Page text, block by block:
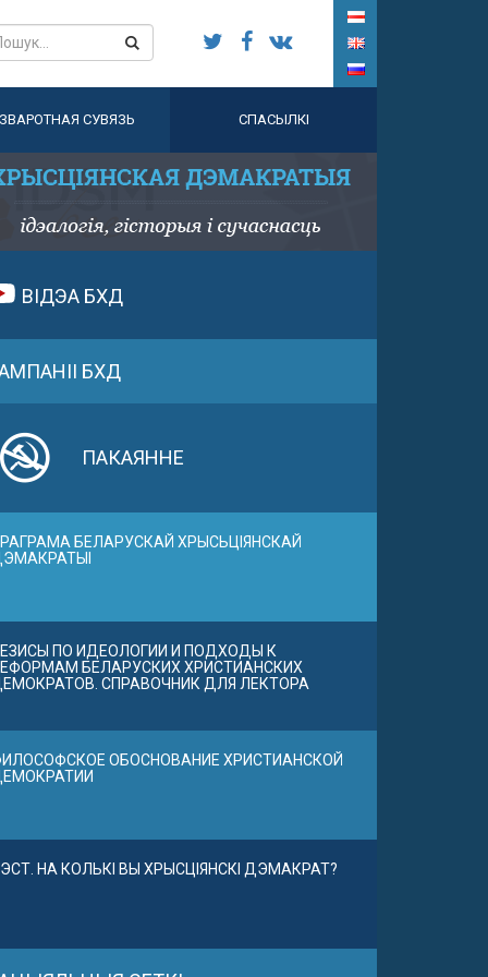
ЗВАРОТНАЯ СУВЯЗЬ СПАСЫЛКІ
ВІДЭА БХД
БХД
ПАКАЯННЕ
БЕЛАРУСКАЙ ХРЫСЬЦІЯНСКАЙ
ПО ИДЕОЛОГИИ И ПОДХОДЫ К
БЕЛАРУСКИХ ХРИСТИАНСКИХ
СПРАВОЧНИК ДЛЯ ЛЕКТОРА
ОБОСНОВАНИЕ ХРИСТИАНСКОЙ
НА КОЛЬКІ ВЫ ХРЫСЦІЯНСКІ ДЭМАКРАТ?